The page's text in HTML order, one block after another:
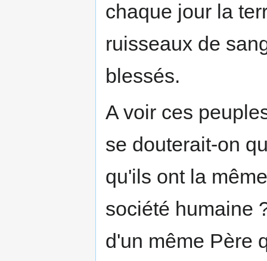
chaque jour la
ruisseaux de
blessés.
A voir ces
se douterait-on
qu'ils ont la
société humaine
d'un même Père